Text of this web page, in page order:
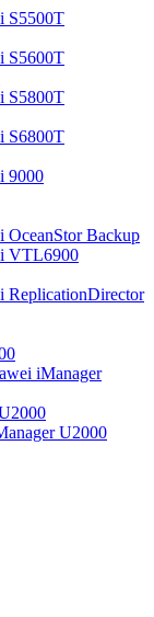
S5500T
S5600T
S5800T
S6800T
9000
Backup
VTL6900
iManager
U2000